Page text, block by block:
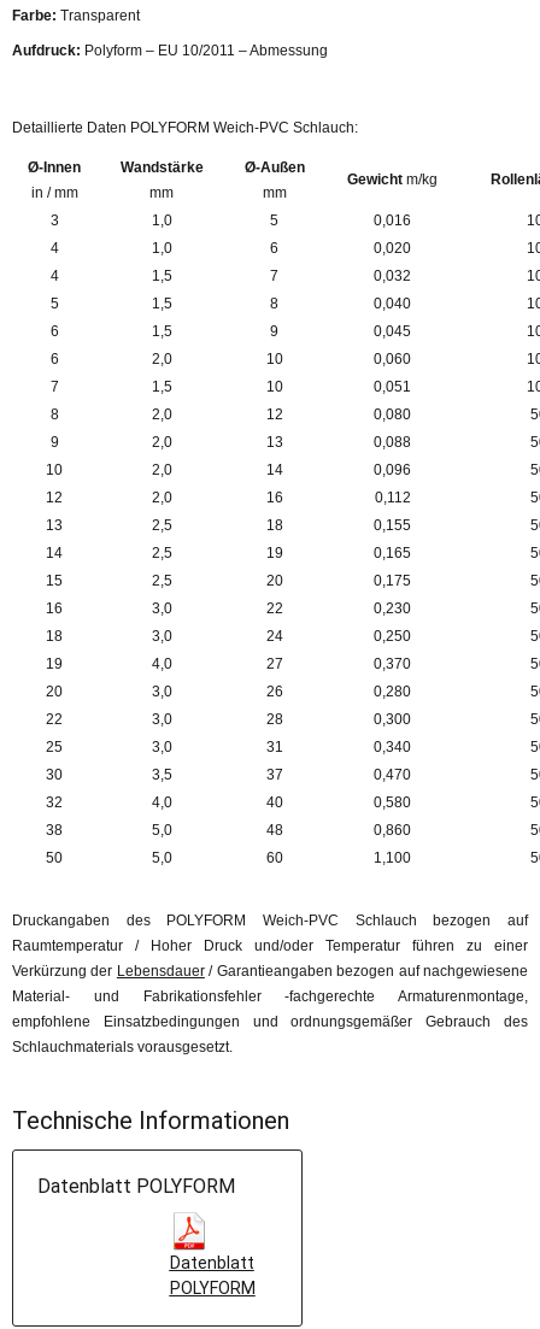
Farbe: Transparent
Aufdruck: Polyform – EU 10/2011 – Abmessung
Detaillierte Daten POLYFORM Weich-PVC Schlauch:
Ø-Innen
in / mm
Wandstärke
mm
Ø-Außen
mm
Gewicht m/kg
3 1,0 5 0,016
4
1,0 6 0,020
4
1,5 7 0,032
5
1,5 8 0,040
6
1,5 9 0,045
6
2,0 10 0,060
7
1,5 10 0,051
8
2,0 12 0,080
9
2,0 13 0,088
10
2,0 14 0,096
12
2,0 16 0,112
13
2,5 18 0,155
14
2,5 19 0,165
15
2,5 20 0,175
16
3,0 22 0,230
18
3,0 24 0,250
19
4,0 27 0,370
20
3,0 26 0,280
22
3,0 28 0,300
25
3,0 31 0,340
30
3,5 37 0,470
32
4,0 40 0,580
38
5,0 48 0,860
50
5,0 60 1,100
Druckangaben des POLYFORM Weich-PVC Schlauch bezogen auf
Raumtemperatur / Hoher Druck und/oder Temperatur führen zu einer
Verkürzung der Lebensdauer/ Garantieangaben bezogen auf nachgewiesene
Material- und Fabrikationsfehler -fachgerechte Armaturenmontage,
empfohlene Einsatzbedingungen und ordnungsgemäßer Gebrauch des
Schlauchmaterials vorausgesetzt.
Technische Informationen
Datenblatt POLYFORM
Datenblatt
POLYFORM